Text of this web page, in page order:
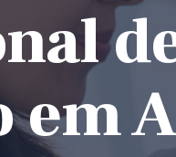
em